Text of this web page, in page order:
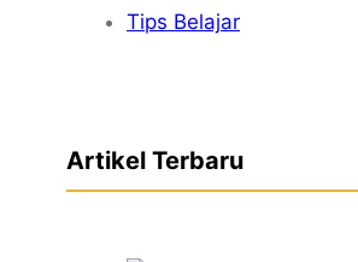
Tips Belajar
Artikel Terbaru